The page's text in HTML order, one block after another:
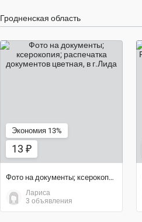
Гродненская область
Экономия 13%
13 ₽
Фото на документы; ксерокопия; распечатка документов цветная
Лариса
3 объявления